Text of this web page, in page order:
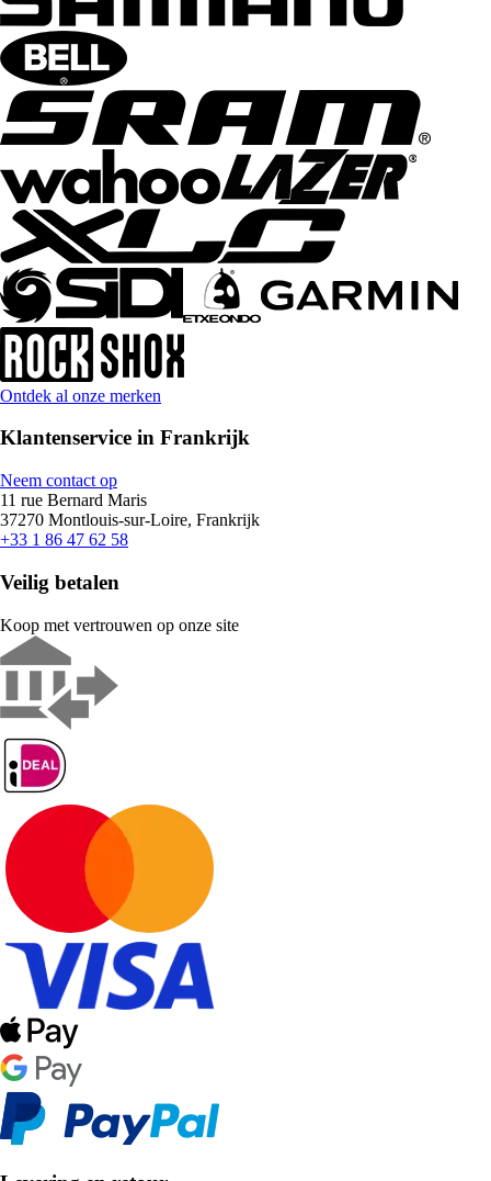
Ontdek al onze merken
Klantenservice in Frankrijk
Neem contact op
11 rue Bernard Maris
37270 Montlouis-sur-Loire, Frankrijk
+33 1 86 47 62 58
Veilig betalen
Koop met vertrouwen op onze site